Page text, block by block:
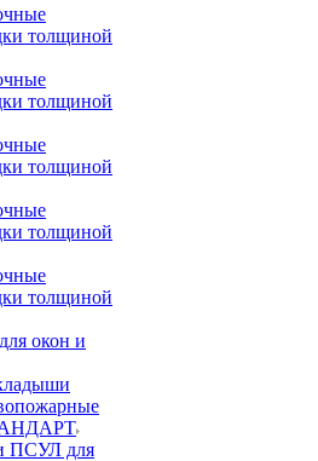
толщиной
толщиной
толщиной
толщиной
толщиной
окон и
ПСУЛ для